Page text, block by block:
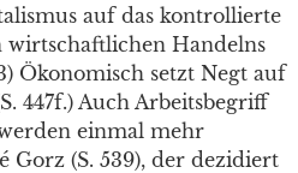
auf das kontrollierte
Handelns
Ökonomisch setzt Negt auf
447f.) Auch Arbeitsbegriff
einmal mehr
Gorz (S. 539), der dezidiert